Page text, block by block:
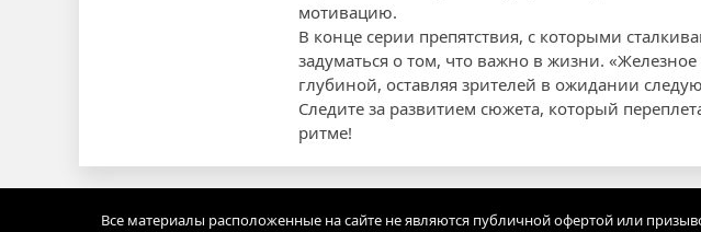
мотивацию.
В конце серии препятствия, с которыми
задуматься о том, что важно в жизни.
глубиной, оставляя зрителей в ожидании
Следите за развитием сюжета, который
ритме!
Все материалы расположенные на сайте не являются публичной офертой или